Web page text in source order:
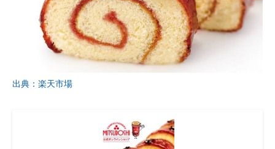
出典：楽天市場